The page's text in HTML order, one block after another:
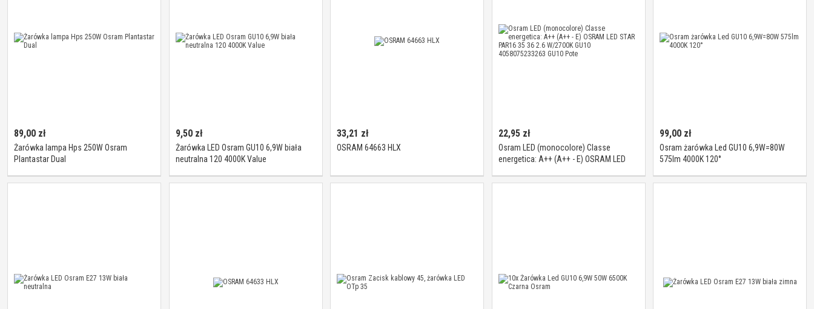
89,00 zł
Żarówka lampa Hps 250W Osram
Plantastar Dual
9,50zł
Żarówka LED Osram GU10 6,9W biała
neutralna 120 4000K Value
33,21 zł
OSRAM 64663 HLX
22,95zł
Osram LED (monocolore) Classe
energetica: A++ (A++ - E) OSRAM LED
4058075233263 GU10 Pote
99,00 zł
Osram żarówka Led GU10 6,9W=80W
575lm 4000K 120°